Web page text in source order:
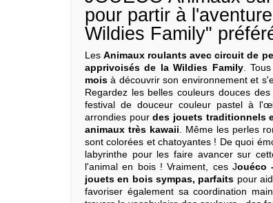
pour partir à
Wildies Family"
LesAnimaux roulants avec circuit de
apprivoisés de la Wildies Family.
mois à découvrir son environnement et
Regardez les belles couleurs douces
festival de douceur couleur pastel à
arrondies pourdes jouets traditionnels
animaux très kawaii. Même les perles
sont colorées et chatoyantes ! De quoi
labyrinthe pour les faire avancer sur
l'animal en bois ! Vraiment, ces Jouéco
jouets en bois sympas, parfaits pour
favoriser également sa coordination